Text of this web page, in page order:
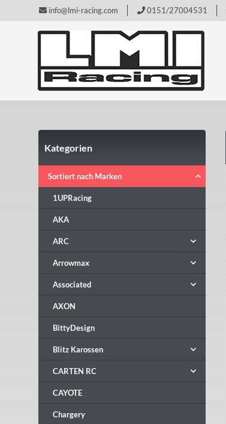
info@lmi-racing.com 0151/27004531
Kategorien
Sortiert nach Marken
1UPRacing
AKA
ARC
Arrowmax
Associated
AXON
BittyDesign
Blitz Karossen
CARTEN RC
CAYOTE
Chargery